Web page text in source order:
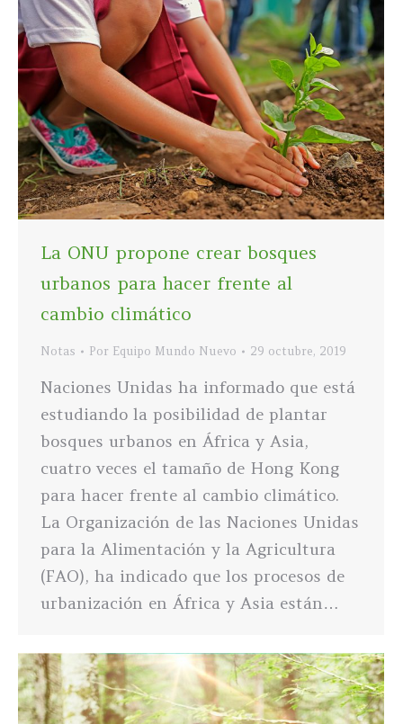
La ONU propone crear bosques
urbanos para hacer frente al
cambio climático
Notas Por Equipo Mundo Nuevo 29 octubre, 2019
Naciones Unidas ha informado que está
estudiando la posibilidad de plantar
bosques urbanos en África y Asia,
cuatro veces el tamaño de Hong Kong
para hacer frente al cambio climático.
La Organización de las Naciones Unidas
para la Alimentación y la Agricultura
(FAO), ha indicado que los procesos de
urbanización en África y Asia están…